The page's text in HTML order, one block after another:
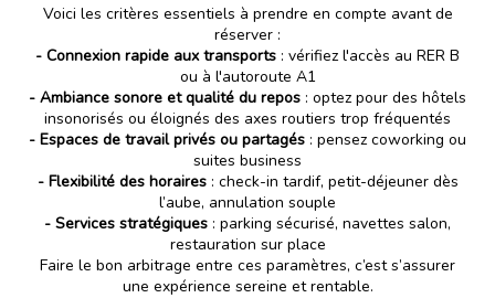
Voici les critères essentiels à prendre en compte avant de
réserver :
- Connexion rapide aux transports : vérifiez l'accès au RER B
ou à l'autoroute A1
- Ambiance sonore et qualité du repos : optez pour des hôtels
insonorisés ou éloignés des axes routiers trop fréquentés
- Espaces de travail privés ou partagés : pensez coworking ou
suites business
- Flexibilité des horaires: check-in tardif, petit-déjeuner dès
l’aube, annulation souple
- Services stratégiques : parking sécurisé, navettes salon,
restauration sur place
Faire le bon arbitrage entre ces paramètres, c’est s’assurer
une expérience sereine et rentable.